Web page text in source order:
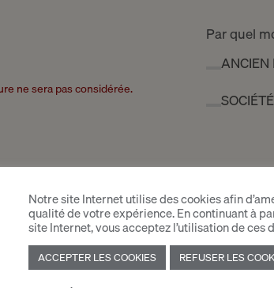
ne sera pas considérée.
Par quel
ANCIEN
Notre site Internet utilise des cookies afin
qualité de votre expérience. En continuant à
site Internet, vous acceptez l’utilisation de ces
ACCEPTER LES COOKIES REFUSER LES